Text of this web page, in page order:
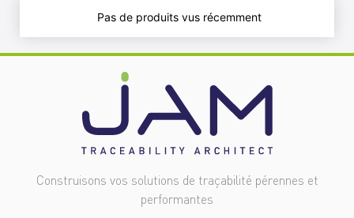
Pas de produits vus récemment
Construisons vos solutions de traçabilité pérennes et
performantes